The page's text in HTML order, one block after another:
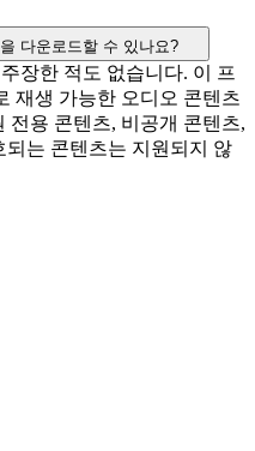
다운로드할 수 있나요?
장한 적도 없습니다. 이 프
재생 가능한 오디오 콘텐츠
전용 콘텐츠, 비공개 콘텐츠,
되는 콘텐츠는 지원되지 않